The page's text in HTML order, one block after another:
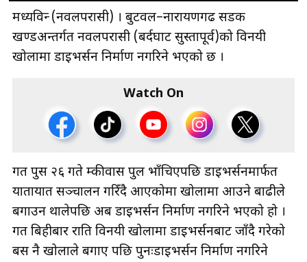
मध्यविन्दु (नवलपरासी) । बुटवल–नारायणगढ सडक
खण्डअन्तर्गत नवलपरासी (बर्दघाट सुस्तापूर्व)को विनयी
खोलामा डाइभर्सन निर्माण नगरिने भएको छ ।
Watch On
गत पुस २६ गते दुम्कीवास पुल भाँचिएपछि डाइभर्सनमार्फत
यातायात सञ्चालन गरिँदै आएकोमा खोलामा आउने बाढीले
बगाउन थालेपछि अब डाइभर्सन निर्माण नगरिने भएको हो ।
गत बिहीबार राति विनयी खोलामा डाइभर्सनबाट जाँदै गरेको
बस नै खोलाले बगाए पछि पुनःडाइभर्सन निर्माण नगरिने